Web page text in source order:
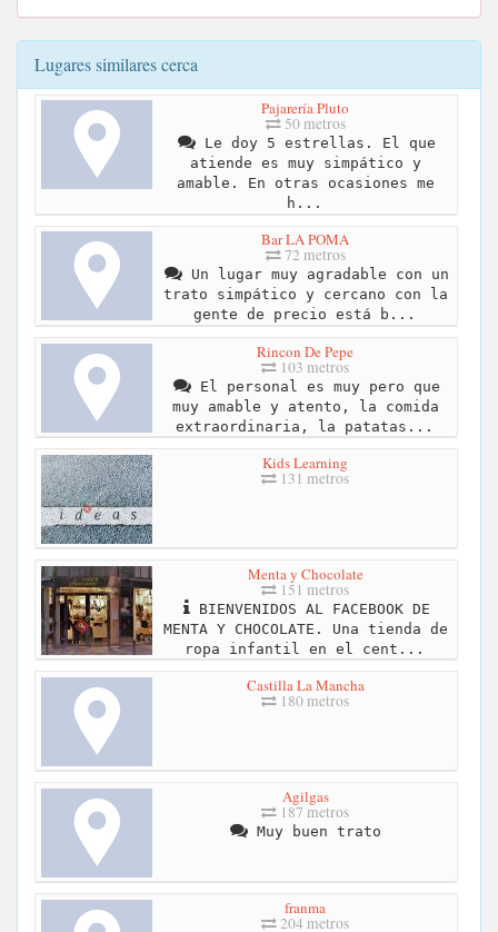
Lugares similares cerca
Pajarería Pluto
50 metros
Le doy 5 estrellas. El que
atiende es muy simpático y
amable. En otras ocasiones me
h...
Bar LA POMA
72 metros
Un lugar muy agradable con un
trato simpático y cercano con la
gente de precio está b...
Rincon De Pepe
103 metros
El personal es muy pero que
muy amable y atento, la comida
extraordinaria, la patatas...
Kids Learning
131 metros
Menta y Chocolate
151 metros
BIENVENIDOS AL FACEBOOK DE
MENTA Y CHOCOLATE. Una tienda de
ropa infantil en el cent...
Castilla La Mancha
180 metros
Agilgas
187 metros
Muy buen trato
franma
204 metros